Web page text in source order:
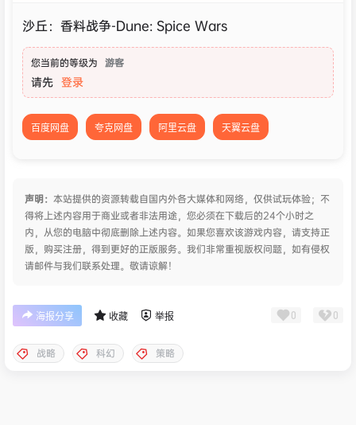
沙丘：香料战争-Dune: Spice Wars
您当前的等级为 游客
请先 登录
百度网盘 夸克网盘 阿里云盘 天翼云盘
声明： 本站提供的资源转载自国内外各大媒体和网络，仅供试玩体验；不
得将上述内容用于商业或者非法用途，您必须在下载后的24个小时之
内，从您的电脑中彻底删除上述内容。如果您喜欢该游戏内容，请支持正
版，购买注册，得到更好的正版服务。我们非常重视版权问题，如有侵权
请邮件与我们联系处理。敬请谅解！
海报分享 收藏 举报 0 0
战略 科幻 策略